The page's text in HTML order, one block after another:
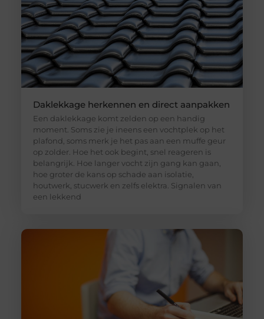
Daklekkage herkennen en direct aanpakken
Een daklekkage komt zelden op een handig
moment. Soms zie je ineens een vochtplek op het
plafond, soms merk je het pas aan een muffe geur
op zolder. Hoe het ook begint, snel reageren is
belangrijk. Hoe langer vocht zijn gang kan gaan,
hoe groter de kans op schade aan isolatie,
houtwerk, stucwerk en zelfs elektra. Signalen van
een lekkend